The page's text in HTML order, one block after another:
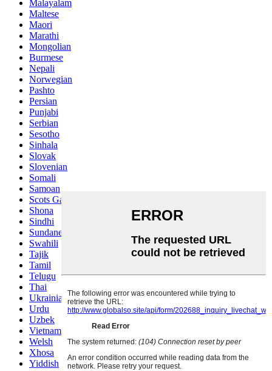
Malayalam
Maltese
Maori
Marathi
Mongolian
Burmese
Nepali
Norwegian
Pashto
Persian
Punjabi
Serbian
Sesotho
Sinhala
Slovak
Slovenian
Somali
Samoan
Scots Gaelic
Shona
Sindhi
Sundanese
Swahili
Tajik
Tamil
Telugu
Thai
Ukrainian
Urdu
Uzbek
Vietnamese
Welsh
Xhosa
Yiddish